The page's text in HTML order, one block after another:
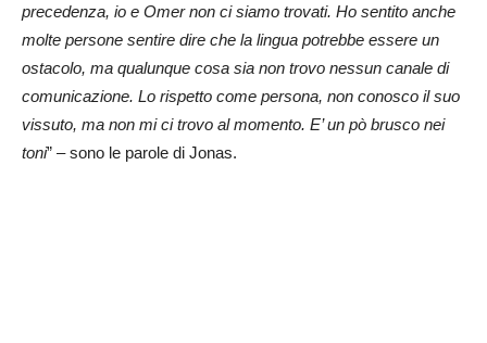
precedenza, io e Omer non ci siamo trovati. Ho sentito anche
molte persone sentire dire che la lingua potrebbe essere un
ostacolo, ma qualunque cosa sia non trovo nessun canale di
comunicazione. Lo rispetto come persona, non conosco il suo
vissuto, ma non mi ci trovo al momento. E’ un pò brusco nei
toni” – sono le parole di Jonas.